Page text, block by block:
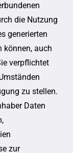
die Nutzung
generierten
können, auch
verpflichtet
zu stellen.
Daten
zur